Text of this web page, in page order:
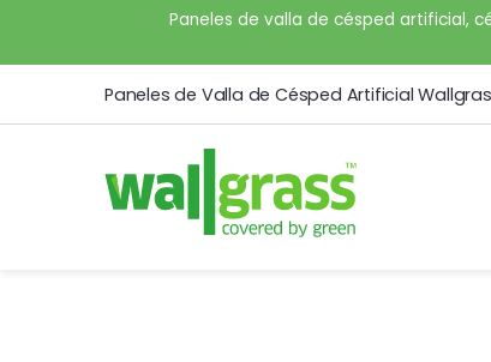
Paneles de valla de césped artificial,
Paneles de Valla de Césped Artificial